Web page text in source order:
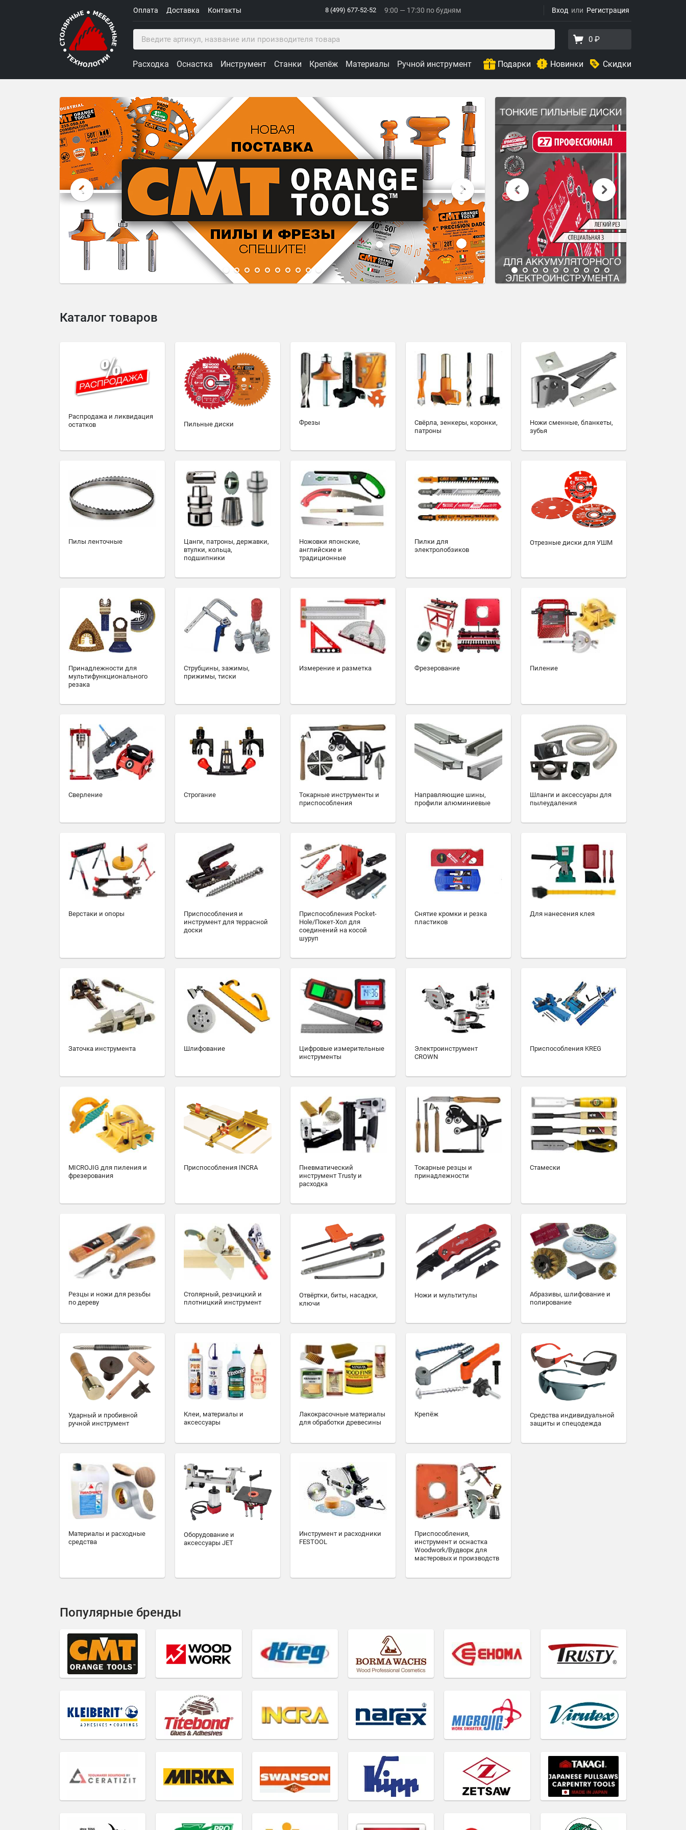
Оплата Доставка Контакты Вход Регистрация
8 (499) 677-52-52 9:00 — 17:30 по будням
0 ₽
Расходка Оснастка Инструмент Станки Крепёж Материалы Ручной инструмент Подарки Новинки Скидки
Столярные Мебельные Технологии
1 2 3 4 5 6 7 8 10
Каталог товаров
Распродажа и ликвидация
остатков
Пильные диски Фрезы
Свёрла, зенкеры, коронки,
патроны
Ножи сменные, бланкеты,
зубья
Пилы ленточные
Цанги, патроны, державки,
втулки, кольца,
подшипники
Ножовки японские,
английские и
традиционные
Пилки для
электролобзиков
Отрезные диски для УШМ
Принадлежности для
мультифункционального
резака
Струбцины, зажимы,
прижимы, тиски
Измерение и разметка Фрезерование Пиление
Сверление Строгание
Токарные инструменты и
приспособления
Направляющие шины,
профили алюминиевые
Шланги и аксессуары для
пылеудаления
Верстаки и опоры
Приспособления и
инструмент для террасной
доски
Приспособления Pocket-
Hole/Покет-Хол для
соединений на косой
шуруп
Снятие кромки и резка
пластиков
Для нанесения клея
Заточка инструмента Шлифование
Цифровые измерительные
инструменты
Электроинструмент
CROWN
Приспособления KREG
MICROJIG для пиления и
фрезерования
Приспособления INCRA
Пневматический
инструмент Trusty и
расходка
Токарные резцы и
принадлежности
Стамески
Резцы и ножи для резьбы
по дереву
Столярный, резчицкий и
плотницкий инструмент
Отвёртки, биты, насадки,
ключи
Ножи и мультитулы
Абразивы, шлифование и
полирование
Ударный и пробивной
ручной инструмент
Клеи, материалы и
аксессуары
Лакокрасочные материалы
для обработки древесины
Крепёж
Средства индивидуальной
защиты и спецодежда
Материалы и расходные
средства
Оборудование и
аксессуары JET
Инструмент и расходники
FESTOOL
Приспособления,
инструмент и оснастка
Woodwork/Вудворк для
мастеровых и производств
Популярные бренды